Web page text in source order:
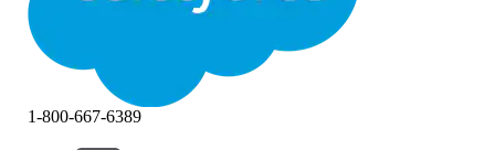
Schließen
1-800-667-6389